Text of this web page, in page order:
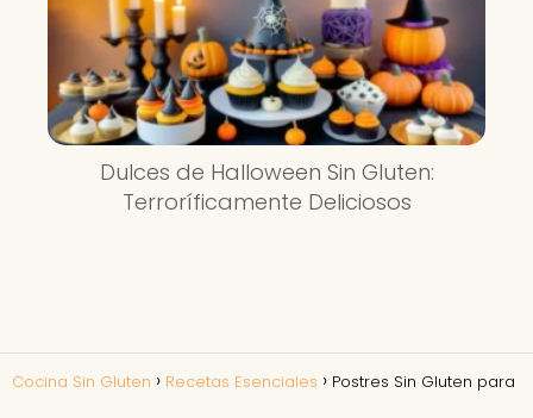
Dulces de Halloween Sin Gluten:
Terroríficamente Deliciosos
Cocina Sin Gluten Recetas Esenciales Postres Sin Gluten para